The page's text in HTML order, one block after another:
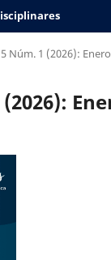
Núm. 1 (2026):